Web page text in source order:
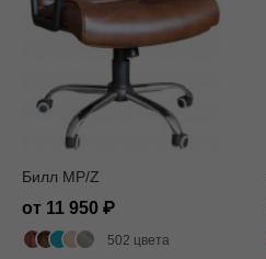
Билл MP/Z
от 11 950
502 цвета